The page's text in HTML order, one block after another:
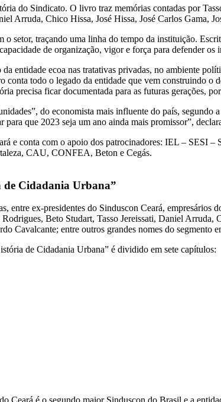
do Sindicato. O livro traz memórias contadas por
Arruda, Chico Hissa, José Hissa, José Carlos Gama,
setor, traçando uma linha do tempo da instituição.
de organização, vigor e força para defender
entidade ecoa nas tratativas privadas, no ambiente
conta todo o legado da entidade que vem construindo
precisa ficar documentada para as futuras gerações,
do economista mais influente do país,
que 2023 seja um ano ainda mais promissor”,
e conta com o apoio dos patrocinadores: IEL –
CAU, CONFEA, Beton e Cegás.
Cidadania Urbana”
entre ex-presidentes do Sinduscon Ceará, empresários
Beto Studart, Tasso Jereissati, Daniel Arruda,
Cavalcante; entre outros grandes nomes do segmento
de Cidadania Urbana” é dividido em sete capítulos:
Ceará é o segundo maior Sinduscon do Brasil e a